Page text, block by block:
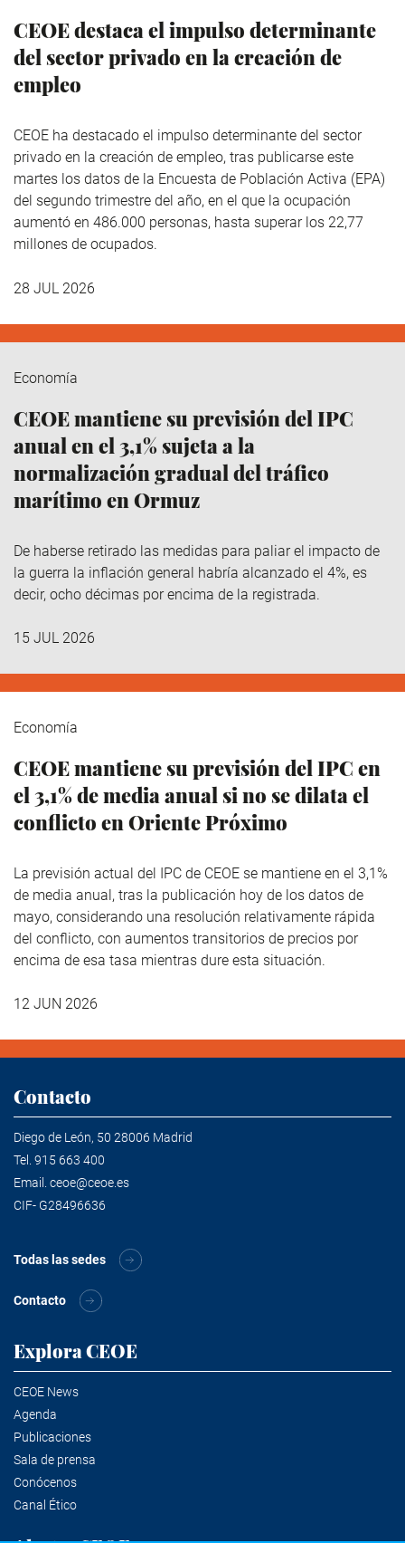
CEOE destaca el impulso determinante
del sector privado en la creación de
empleo
CEOE ha destacado el impulso determinante del sector
privado en la creación de empleo, tras publicarse este
martes los datos de la Encuesta de Población Activa (EPA)
del segundo trimestre del año, en el que la ocupación
aumentó en 486.000 personas, hasta superar los 22,77
millones de ocupados.
28 JUL 2026
Economía
CEOE mantiene su previsión del IPC
anual en el 3,1% sujeta a la
normalización gradual del tráfico
marítimo en Ormuz
De haberse retirado las medidas para paliar el impacto de
la guerra la inflación general habría alcanzado el 4%, es
decir, ocho décimas por encima de la registrada.
15 JUL 2026
Economía
CEOE mantiene su previsión del IPC en
el 3,1% de media anual si no se dilata el
conflicto en Oriente Próximo
La previsión actual del IPC de CEOE se mantiene en el 3,1%
de media anual, tras la publicación hoy de los datos de
mayo, considerando una resolución relativamente rápida
del conflicto, con aumentos transitorios de precios por
encima de esa tasa mientras dure esta situación.
12 JUN 2026
Contacto
Diego de León, 50 28006 Madrid
Tel. 915 663 400
Email. ceoe@ceoe.es
CIF- G28496636
Todas las sedes
Contacto
Explora CEOE
CEOE News
Agenda
Publicaciones
Sala de prensa
Conócenos
Canal Ético